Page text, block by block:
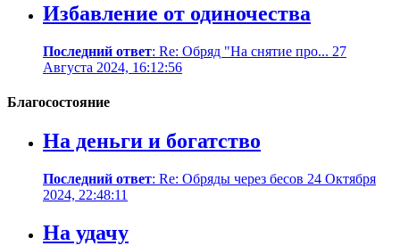
Избавление от одиночества
Последний ответ: Re: Обряд "На снятие про... 27
Августа 2024, 16:12:56
Благосостояние
На деньги и богатство
Последний ответ: Re: Обряды через бесов 24 Октября
2024, 22:48:11
На удачу